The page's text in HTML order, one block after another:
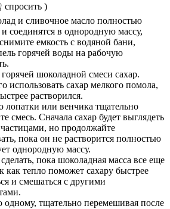
спросить )
и сливочное масло полностью
и соединятся в однородную массу,
емкость с водяной бани,
горячей воды на рабочую
горячей шоколадной смеси сахар.
использовать сахар мелкого помола,
растворился.
или венчика тщательно
смесь. Сначала сахар будет выглядеть
но продолжайте
пока он не растворится полностью
однородную массу.
пока шоколадная масса все еще
как тепло поможет сахару быстрее
и смешаться с другими
одному, тщательно перемешивая после